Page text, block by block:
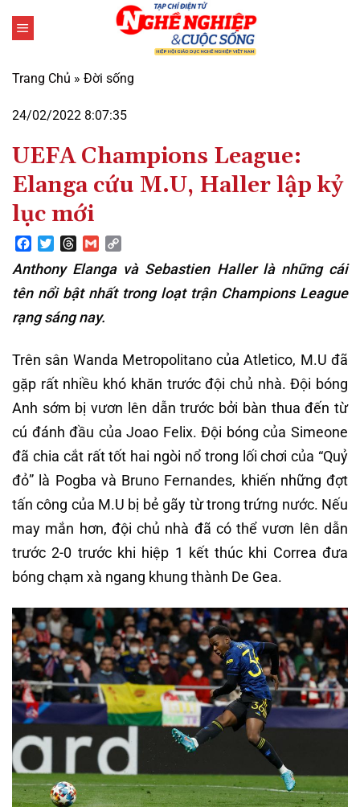
qua
dung
Trang Chủ » Đời sống
24/02/2022 8:07:35
UEFA Champions League:
Elanga cứu M.U, Haller lập kỷ
lục mới
Facebook
TwitterThreads
Gmail
Link
Anthony Elanga và Sebastien Haller là những cái
tên nổi bật nhất trong loạt trận Champions League
rạng sáng nay.
Trên sân Wanda Metropolitano của Atletico, M.U đã
gặp rất nhiều khó khăn trước đội chủ nhà. Đội bóng
Anh sớm bị vươn lên dẫn trước bởi bàn thua đến từ
cú đánh đầu của Joao Felix. Đội bóng của Simeone
đã chia cắt rất tốt hai ngòi nổ trong lối chơi của “Quỷ
đỏ” là Pogba và Bruno Fernandes, khiến những đợt
tấn công của M.U bị bẻ gãy từ trong trứng nước. Nếu
may mắn hơn, đội chủ nhà đã có thể vươn lên dẫn
trước 2-0 trước khi hiệp 1 kết thúc khi Correa đưa
bóng chạm xà ngang khung thành De Gea.